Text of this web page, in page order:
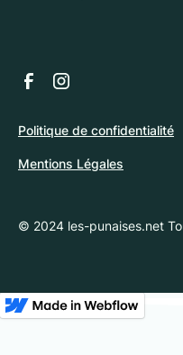
© 2024 les-punaises.net
Politique de confidentialité
Mentions Légales